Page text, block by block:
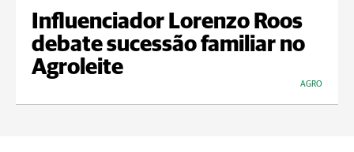
Influenciador Lorenzo Roos
debate sucessão familiar no
Agroleite
AGRO